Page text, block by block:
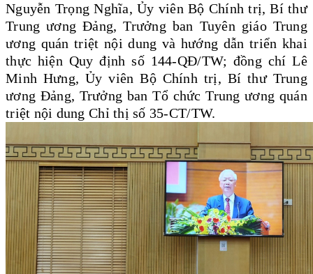
Nguyễn Trọng Nghĩa, Ủy viên Bộ Chính trị, Bí thư
Trung ương Đảng, Trưởng ban Tuyên giáo Trung
ương quán triệt nội dung và hướng dẫn triển khai
thực hiện Quy định số 144-QĐ/TW; đồng chí Lê
Minh Hưng, Ủy viên Bộ Chính trị, Bí thư Trung
ương Đảng, Trưởng ban Tổ chức Trung ương quán
triệt nội dung Chỉ thị số 35-CT/TW.